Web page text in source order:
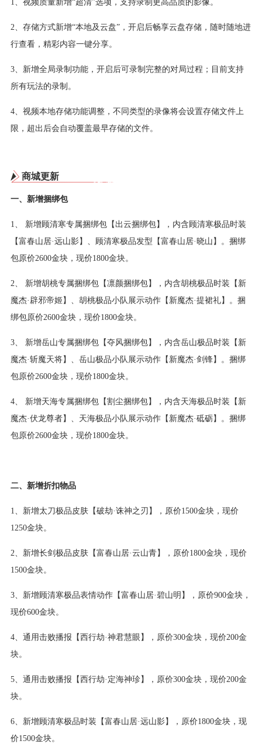
2、存储方式新增“本地及云盘”，开启后畅享云盘存储，随时随地进
行查看，精彩内容一键分享。
3、新增全局录制功能，开启后可录制完整的对局过程；目前支持
所有玩法的录制。
4、视频本地存储功能调整，不同类型的录像将会设置存储文件上
限，超出后会自动覆盖最早存储的文件。
商城更新
一、新增捆绑包
1、 新增顾清寒专属捆绑包【出云捆绑包】，内含顾清寒极品时装
【富春山居·远山影】、顾清寒极品发型【富春山居·晓山】。捆绑
包原价2600金块，现价1800金块。
2、 新增胡桃专属捆绑包【凛颜捆绑包】，内含胡桃极品时装【新
魔杰·辟邪帝姬】、胡桃极品小队展示动作【新魔杰·提裙礼】。捆
绑包原价2600金块，现价1800金块。
3、 新增岳山专属捆绑包【夺风捆绑包】，内含岳山极品时装【新
魔杰·斩魔天将】、岳山极品小队展示动作【新魔杰·剑锋】。捆绑
包原价2600金块，现价1800金块。
4、 新增天海专属捆绑包【割尘捆绑包】，内含天海极品时装【新
魔杰·伏龙尊者】、天海极品小队展示动作【新魔杰·砥砺】。捆绑
包原价2600金块，现价1800金块。
二、新增折扣物品
1、新增太刀极品皮肤【破劫·诛神之刃】，原价1500金块，现价
1250金块。
2、新增长剑极品皮肤【富春山居·云山青】，原价1800金块，现价
1500金块。
3、新增顾清寒极品表情动作【富春山居·碧山明】，原价900金块，
现价600金块。
4、通用击败播报【西行劫·神君慧眼】，原价300金块，现价200金
块。
5、通用击败播报【西行劫·定海神珍】，原价300金块，现价200金
块。
6、新增顾清寒极品时装【富春山居·远山影】，原价1800金块，现
价1500金块。